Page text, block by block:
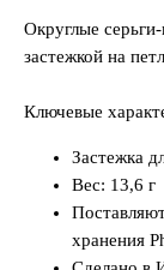
Округлые
застежкой на
Ключевые
Застежка
Вес: 13,6 г
хранения